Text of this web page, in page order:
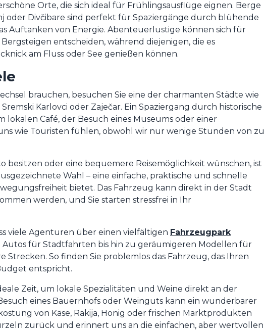
Orte, die sich ideal für Frühlingsausflüge eignen. Berge
oder Divčibare sind perfekt für Spaziergänge durch blühende
Auftanken von Energie. Abenteuerlustige können sich für
entscheiden, während diejenigen, die es
am Fluss oder See genießen können.
brauchen, besuchen Sie eine der charmanten Städte wie
Karlovci oder Zaječar. Ein Spaziergang durch historische
lokalen Café, der Besuch eines Museums oder einer
wie Touristen fühlen, obwohl wir nur wenige Stunden von zu
besitzen oder eine bequemere Reisemöglichkeit wünschen, ist
Wahl – eine einfache, praktische und schnelle
bietet. Das Fahrzeug kann direkt in der Stadt
werden, und Sie starten stressfrei in Ihr
viele Agenturen über einen vielfältigen Fahrzeugpark
Autos für Stadtfahrten bis hin zu geräumigeren Modellen für
Strecken. So finden Sie problemlos das Fahrzeug, das Ihren
entspricht.
Zeit, um lokale Spezialitäten und Weine direkt an der
eines Bauernhofs oder Weinguts kann ein wunderbarer
von Käse, Rakija, Honig oder frischen Marktprodukten
zurück und erinnert uns an die einfachen, aber wertvollen